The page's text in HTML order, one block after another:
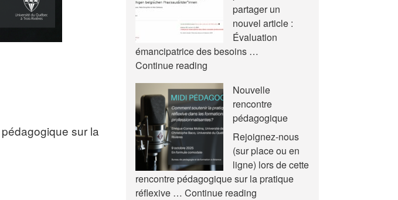
sur la
partager un
nouvel article :
Évaluation
émancipatrice des besoins …
Continue reading
Nouvelle
rencontre
pédagogique
Rejoignez-nous
(sur place ou en
ligne) lors de cette
rencontre pédagogique sur la pratique
réflexive …Continue reading